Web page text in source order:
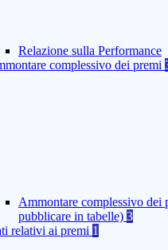
Relazione sulla Performance
complessivo dei premi
Ammontare complessivo dei
pubblicare in tabelle) 3
relativi ai premi 1